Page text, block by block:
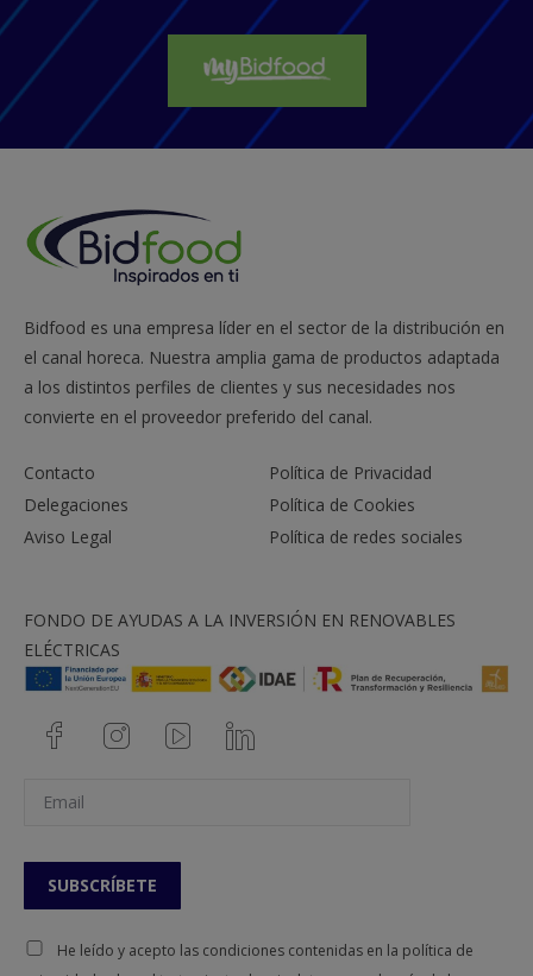
Bidfood es una empresa líder en el sector de la distribución en
el canal horeca. Nuestra amplia gama de productos adaptada
a los distintos perfiles de clientes y sus necesidades nos
convierte en el proveedor preferido del canal.
Contacto
Política de Privacidad
Delegaciones
Política de Cookies
Aviso Legal
Política de redes sociales
FONDO DE AYUDAS A LA INVERSIÓN EN RENOVABLES
ELÉCTRICAS
He leído y acepto las condiciones contenidas en la política de